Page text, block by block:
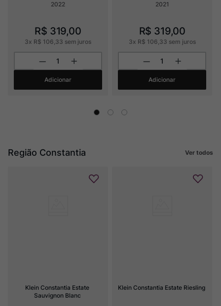
2022
R$ 319,00
3x R$ 106,33 sem juros
Adicionar
2021
R$ 319,00
3x R$ 106,33 sem juros
Adicionar
Região Constantia Ver todos
Klein Constantia Estate
Sauvignon Blanc
Klein Constantia Estate Riesling